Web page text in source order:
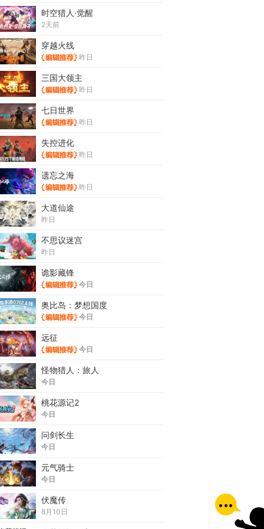
时空猎人·觉醒
2天前
穿越火线
昨日
三国大领主
昨日
七日世界
昨日
失控进化
昨日
遗忘之海
昨日
大道仙途
昨日
不思议迷宫
昨日
诡影藏锋
今日
奥比岛：梦想国度
今日
远征
今日
怪物猎人：旅人
今日
桃花源记2
今日
问剑长生
今日
元气骑士
今日
伏魔传
8月10日